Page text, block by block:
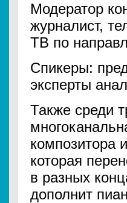
Модератор
журналист,
ТВ по
Спикеры:
эксперты
Также среди
композитора
которая
в разных
дополнит